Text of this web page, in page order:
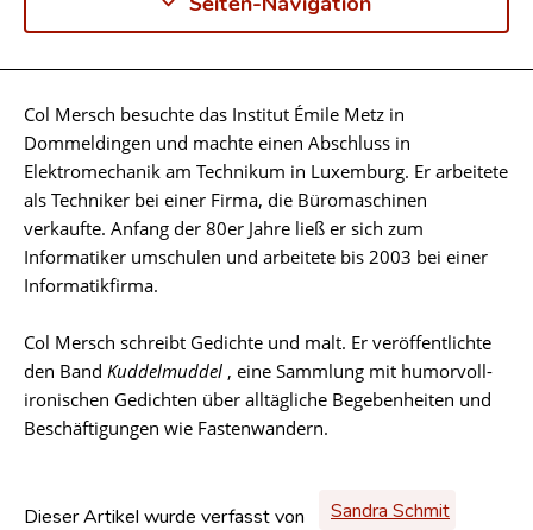
Biographie
Col Mersch besuchte das Institut Émile Metz in
Dommeldingen und machte einen Abschluss in
Elektromechanik am Technikum in Luxemburg. Er arbeitete
als Techniker bei einer Firma, die Büromaschinen
verkaufte. Anfang der 80er Jahre ließ er sich zum
Informatiker umschulen und arbeitete bis 2003 bei einer
Informatikfirma.
Col Mersch schreibt Gedichte und malt. Er veröffentlichte
den Band Kuddelmuddel , eine Sammlung mit humorvoll-
ironischen Gedichten über alltägliche Begebenheiten und
Beschäftigungen wie Fastenwandern.
Dieser Artikel wurde verfasst von Sandra Schmit